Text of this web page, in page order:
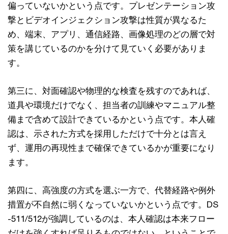
偏っていないかという点です。プレゼンテーション攻
撃とビデオインジェクション攻撃は性質が異なるた
め、端末、アプリ、通信経路、画像処理のどの層で対
策を講じているのかを分けて見ていく必要がありま
す。
第三に、対面確認や物理的な検査を残すのであれば、
道具や環境だけでなく、担当者の訓練やマニュアル整
備まで含めて設計できているかという点です。本人確
認は、示された方式を採用しただけで十分とは言え
ず、運用の再現性まで確保できているかが重要になり
ます。
第四に、高強度の方式を選ぶ一方で、代替経路や例外
措置が不自然に弱くなっていないかという点です。DS
-511/512が強調しているのは、本人確認は本来フロー